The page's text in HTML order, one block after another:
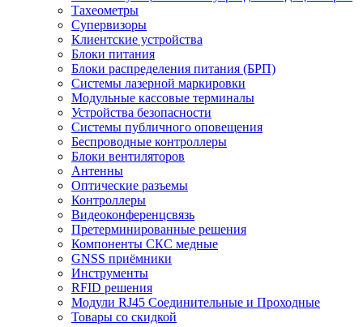
Тахеометры
Супервизоры
Клиентские устройства
Блоки питания
Блоки распределения питания (БРП)
Системы лазерной маркировки
Модульные кассовые терминалы
Устройства безопасности
Системы публичного оповещения
Беспроводные контроллеры
Блоки вентиляторов
Антенны
Оптические разъемы
Контроллеры
Видеоконференцсвязь
Претерминированные решения
Компоненты СКС медные
GNSS приёмники
Инструменты
RFID решения
Модули RJ45 Соединительные и Проходные
Товары со скидкой